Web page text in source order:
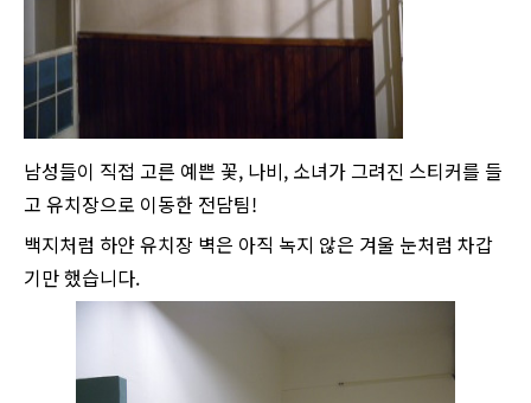
남성들이 직접 고른 예쁜 꽃, 나비, 소녀가 그려진 스티커를 들
고 유치장으로 이동한 전담팀!
백지처럼 하얀 유치장 벽은 아직 녹지 않은 겨울 눈처럼 차갑
기만 했습니다.